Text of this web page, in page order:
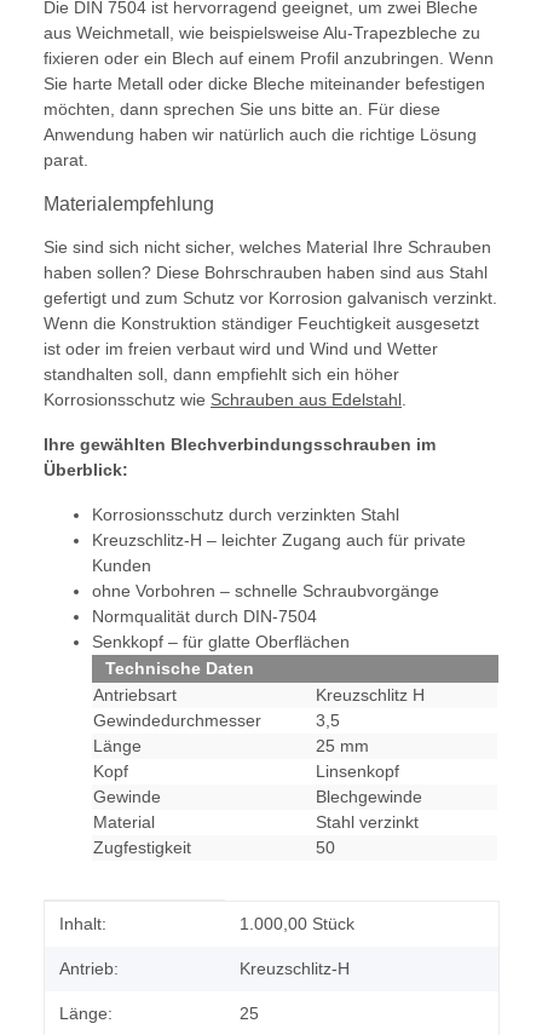
Die DIN 7504 ist hervorragend geeignet, um zwei Bleche
aus Weichmetall, wie beispielsweise Alu-Trapezbleche zu
fixieren oder ein Blech auf einem Profil anzubringen. Wenn
Sie harte Metall oder dicke Bleche miteinander befestigen
möchten, dann sprechen Sie uns bitte an. Für diese
Anwendung haben wir natürlich auch die richtige Lösung
parat.
Materialempfehlung
Sie sind sich nicht sicher, welches Material Ihre Schrauben
haben sollen? Diese Bohrschrauben haben sind aus Stahl
gefertigt und zum Schutz vor Korrosion galvanisch verzinkt.
Wenn die Konstruktion ständiger Feuchtigkeit ausgesetzt
ist oder im freien verbaut wird und Wind und Wetter
standhalten soll, dann empfiehlt sich ein höher
Korrosionsschutz wie Schrauben aus Edelstahl
Ihre gewählten Blechverbindungsschrauben im
Überblick:
Korrosionsschutz durch verzinkten Stahl
Kreuzschlitz-H – leichter Zugang auch für private
Kunden
ohne Vorbohren – schnelle Schraubvorgänge
Normqualität durch DIN-7504
Senkkopf – für glatte Oberflächen
Technische Daten
Antriebsart
Kreuzschlitz H
Gewindedurchmesser
3,5
Länge
25 mm
Kopf
Linsenkopf
Gewinde
Blechgewinde
Material
Stahl verzinkt
Zugfestigkeit
50
Produkteigenschaft
Wert
Inhalt: 1.000,00 Stück
Antrieb: Kreuzschlitz-H
Länge: 25